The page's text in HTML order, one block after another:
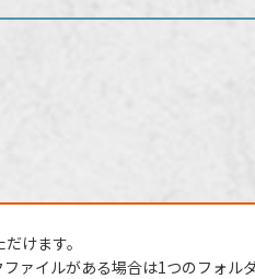
けます。
ァイルがある場合は1つのフォル